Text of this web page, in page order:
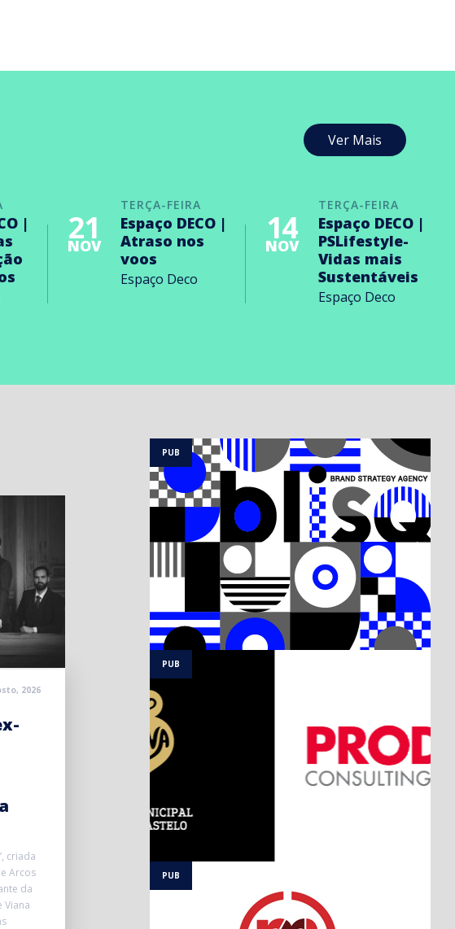
Ver Mais
|
TERÇA-FEIRA
21
NOV
Espaço DECO |
Atraso nos
voos
Espaço Deco
TERÇA-FEIRA
14
NOV
Espaço DECO |
PSLifestyle-
Vidas mais
Sustentáveis
Espaço Deco
2026
criada
Arcos
da
Viana